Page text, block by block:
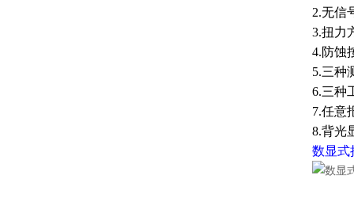
2.无信
3.扭力
4.防蚀
5.三种
6.三种
7.任意
8.背光
数显式